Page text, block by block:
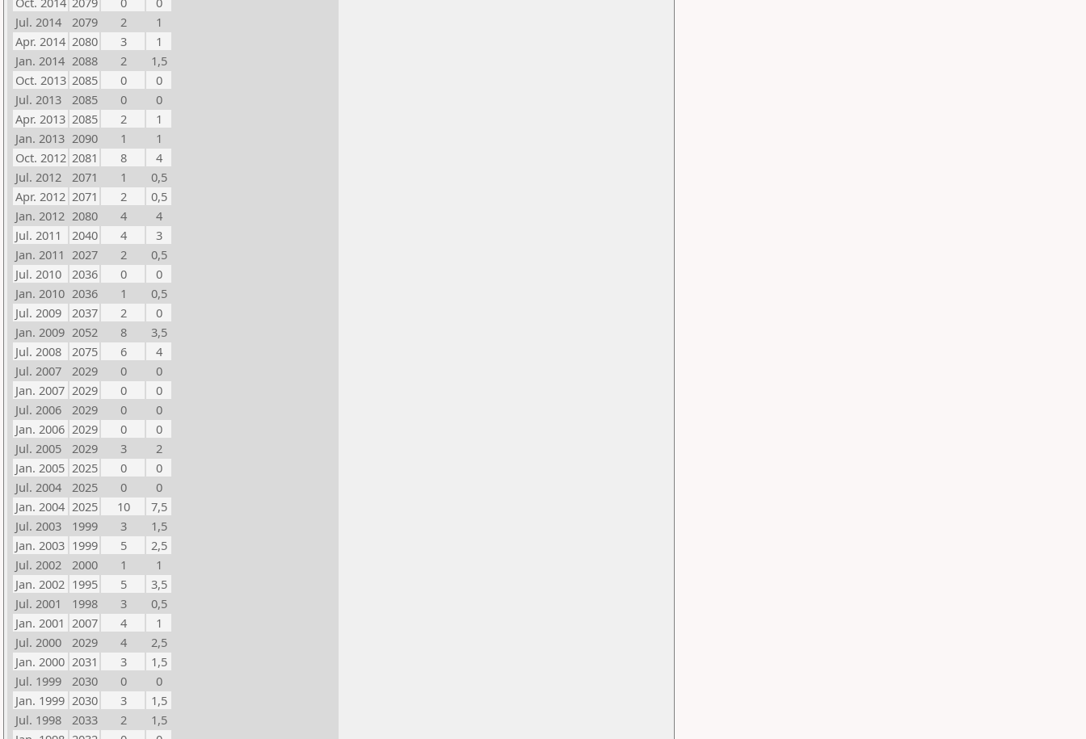
Jul. 2014
2079 2
1
Apr. 2014 2080 3
1
Jan. 2014 2088 2
1,5
Oct. 2013 2085 0
0
Jul. 2013
2085 0
0
Apr. 2013 2085 2
1
Jan. 2013 2090 1
1
Oct. 2012 2081 8
4
Jul. 2012
2071 1
0,5
Apr. 2012 2071 2
0,5
Jan. 2012 2080 4
4
Jul. 2011
2040 4
3
Jan. 2011 2027 2
0,5
Jul. 2010
2036 0
0
Jan. 2010 2036 1
0,5
Jul. 2009
2037 2
0
Jan. 2009 2052 8
3,5
Jul. 2008
2075 6
4
Jul. 2007
2029 0
0
Jan. 2007 2029 0
0
Jul. 2006
2029 0
0
Jan. 2006 2029 0
0
Jul. 2005
2029 3
2
Jan. 2005 2025 0
0
Jul. 2004
2025 0
0
Jan. 2004 2025 10
7,5
Jul. 2003
1999 3
1,5
Jan. 2003 1999 5
2,5
Jul. 2002
2000 1
1
Jan. 2002 1995 5
3,5
Jul. 2001
1998 3
0,5
Jan. 2001 2007 4
1
Jul. 2000
2029 4
2,5
Jan. 2000 2031 3
1,5
Jul. 1999
2030 0
0
Jan. 1999 2030 3
1,5
Jul. 1998
2033 2
1,5